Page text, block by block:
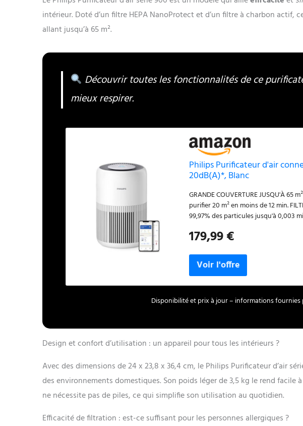
intérieur. Doté d’un filtre HEPA NanoProtect et d’un filtre à charbon actif,
allant jusqu’à 65 m².
Découvrir toutes les fonctionnalités de ce
mieux respirer.
Philips Purificateur d'air
20dB(A)*, Blanc
GRANDE COUVERTURE JUSQU'À 65
purifier 20 m² en moins de 12 min.
99,97% des particules jusqu'à 0,003
Élimine 99,9 % des virus et des
élimine 99,99 % du pollen, les
domestiques - déclencheurs connus
rhume des foins. MODE VEILLE
numérique est atténuée, ce qui
traditionnelle.
179,99 €
Disponibilité et prix à jour – informations fournies
Design et confort d’utilisation : un appareil pour tous les intérieurs ?
Avec des dimensions de 24 x 23,8 x 36,4 cm, le Philips Purificateur d’air
des environnements domestiques. Son poids léger de 3,5 kg le rend facile
ne nécessite pas de piles, ce qui simplifie son utilisation au quotidien.
Efficacité de filtration : est-ce suffisant pour les personnes allergiques ?